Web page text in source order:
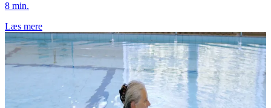
8 min.
Læs mere